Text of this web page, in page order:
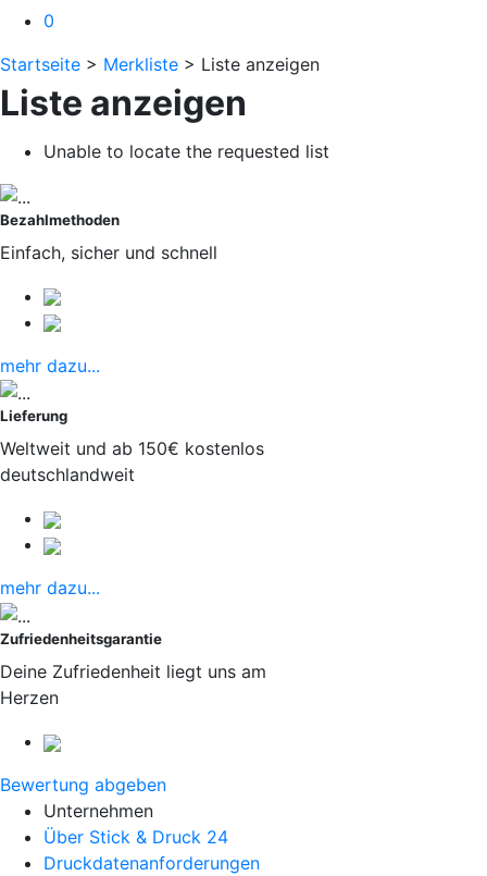
0
Startseite > Merkliste > Liste anzeigen
Liste anzeigen
Unable to locate the requested list
Bezahlmethoden
Einfach, sicher und schnell
mehr dazu...
Lieferung
Weltweit und ab 150€ kostenlos
deutschlandweit
mehr dazu...
Zufriedenheitsgarantie
Deine Zufriedenheit liegt uns am
Herzen
Bewertung abgeben
Unternehmen
Über Stick & Druck 24
Druckdatenanforderungen